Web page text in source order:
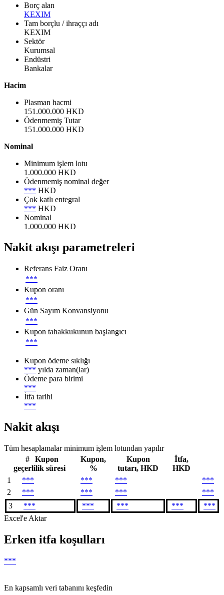
Borç alan
KEXIM
Tam borçlu / ihraççı adı
KEXIM
Sektör
Kurumsal
Endüstri
Bankalar
Hacim
Plasman hacmi
151.000.000 HKD
Ödenmemiş Tutar
151.000.000 HKD
Nominal
Minimum işlem lotu
1.000.000 HKD
Ödenmemiş nominal değer
*** HKD
Çok katlı entegral
*** HKD
Nominal
1.000.000 HKD
Nakit akışı parametreleri
Referans Faiz Oranı
***
Kupon oranı
***
Gün Sayım Konvansiyonu
***
Kupon tahakkukunun başlangıcı
***
Kupon ödeme sıklığı
*** yılda zaman(lar)
Ödeme para birimi
***
İtfa tarihi
***
Nakit akışı
Tüm hesaplamalar minimum işlem lotundan yapılır
#
Kupon
geçerlilik süresi
Kupon,
%
Kupon
tutarı, HKD
İtfa,
HKD
1
*** *** ***
***
2
*** *** ***
***
3
*** *** *** ***
***
Excel'e Aktar
Erken itfa koşulları
***
En kapsamlı veri tabanını keşfedin